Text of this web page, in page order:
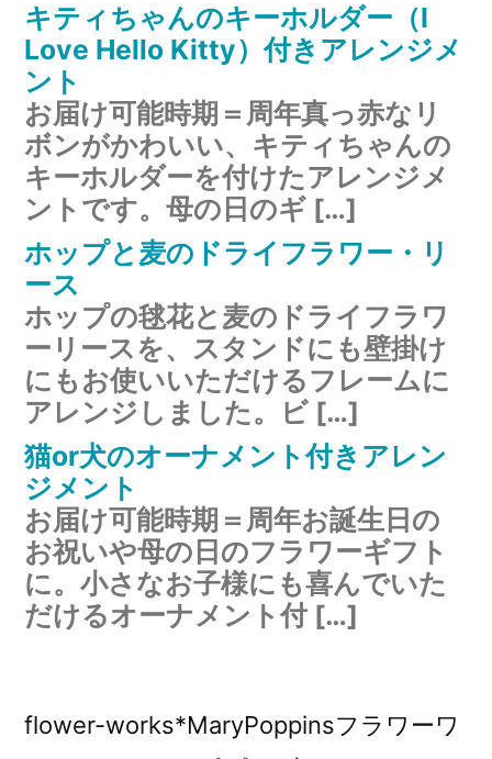
キティちゃんのキーホルダー（I
Love Hello Kitty）付きアレンジメ
ント
お届け可能時期＝周年真っ赤なリ
ボンがかわいい、キティちゃんの
キーホルダーを付けたアレンジメ
ントです。母の日のギ […]
ホップと麦のドライフラワー・リ
ース
ホップの毬花と麦のドライフラワ
ーリースを、スタンドにも壁掛け
にもお使いいただけるフレームに
アレンジしました。ビ […]
猫or犬のオーナメント付きアレン
ジメント
お届け可能時期＝周年お誕生日の
お祝いや母の日のフラワーギフト
に。小さなお子様にも喜んでいた
だけるオーナメント付 […]
flower-works*MaryPoppinsフラワーワ